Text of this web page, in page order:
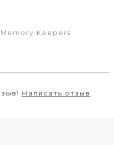
Memory Keepers
Написать отзыв